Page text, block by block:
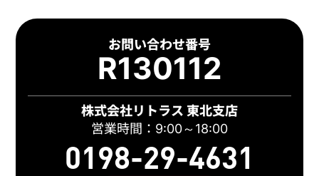
お問い合わせ番号
R130112
株式会社リトラス 東北支店
営業時間：9:00～18:00
0198-29-4631